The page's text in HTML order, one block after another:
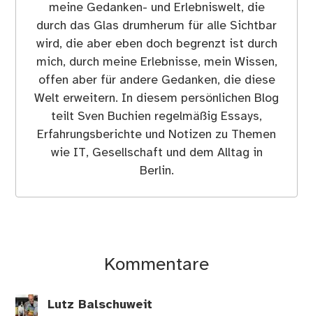
meine Gedanken- und Erlebniswelt, die
durch das Glas drumherum für alle Sichtbar
wird, die aber eben doch begrenzt ist durch
mich, durch meine Erlebnisse, mein Wissen,
offen aber für andere Gedanken, die diese
Welt erweitern. In diesem persönlichen Blog
teilt Sven Buchien regelmäßig Essays,
Erfahrungsberichte und Notizen zu Themen
wie IT, Gesellschaft und dem Alltag in
Berlin.
Kommentare
Lutz Balschuweit